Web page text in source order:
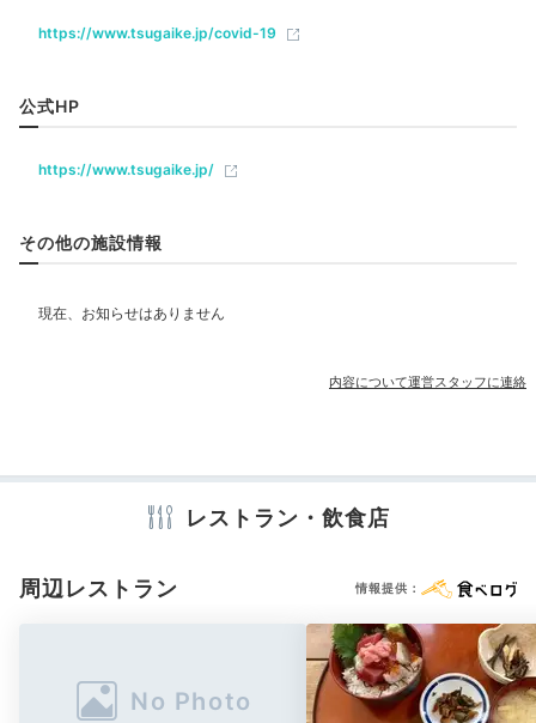
レストラン
ベビー＆子供関連
部屋情報
和室
和洋室
タオル バスタオル ドライヤー お茶セット
※設備・アメニティは、確認が取れている情報を表示しています。
https://www.tsugaike.jp/covid-19
公式HP
https://www.tsugaike.jp/
その他の施設情報
内容について運営スタッフに連絡
レストラン・飲食店
周辺レストラン 情報提供：